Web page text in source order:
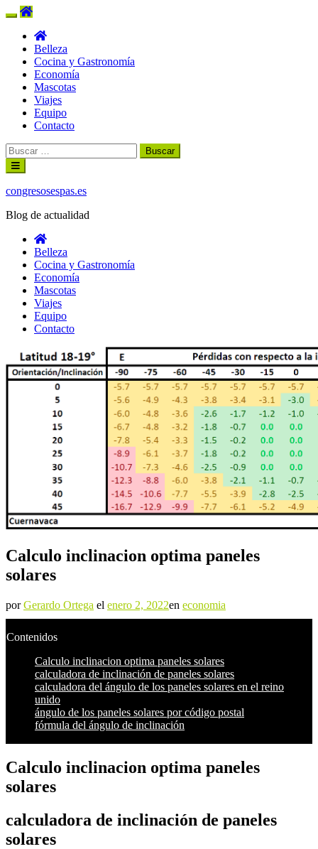
Belleza
Cocina y Gastronomía
Economía
Mascotas
Viajes
Equipo
Contacto
Buscar:
Ir
al
contenido
congresosespas.es
Blog de actualidad
Belleza
Cocina y Gastronomía
Economía
Mascotas
Viajes
Equipo
Contacto
Calculo inclinacion optima paneles
solares
porGerardo Ortega el enero 2, 2022en economia
Contenidos
Calculo inclinacion optima paneles solares
calculadora de inclinación de paneles solares
calculadora del ángulo de los paneles solares en el reino
unido
ángulo de los paneles solares por código postal
fórmula del ángulo de inclinación
Calculo inclinacion optima paneles
solares
calculadora de inclinación de paneles
solares